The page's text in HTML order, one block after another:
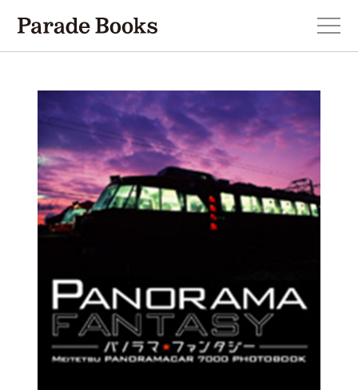
本を探す
新刊・近刊のお知らせ
おすすめ！この一冊。
小説
エッセイ・詩・ノンフィクション
趣味・カルチャー